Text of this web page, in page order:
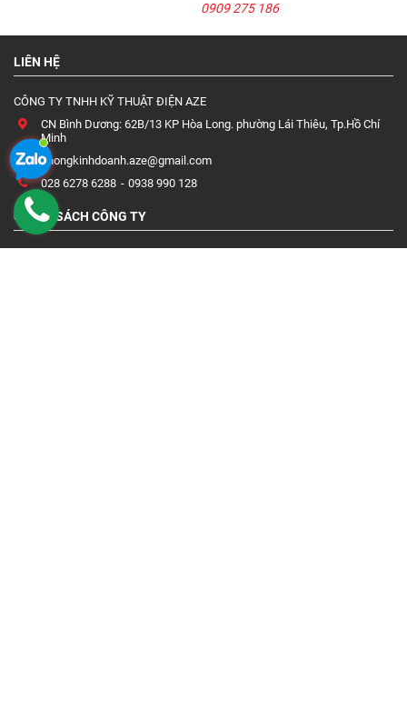
0909 275 186
LIÊN HỆ
CÔNG TY TNHH KỸ THUẬT ĐIỆN AZE
CN Bình Dương: 62B/13 KP Hòa Long. phường Lái Thiêu, Tp.Hồ Chí
Minh
phongkinhdoanh.aze@gmail.com
028 6278 6288
0938 990 128
CHÍNH SÁCH CÔNG TY